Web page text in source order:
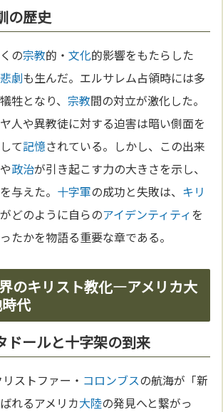
の歴史
の宗教的・文化的影響をもたらした
悲劇も生んだ。エルサレム占領時には多
牲となり、 宗教間の対立が激化した。
人や異教徒に対する迫害は暗い側面を
て記憶されている。しかし、この出来
や政治が引き起こす力の大きさを示し、
与えた。 十字軍の成功と失敗は、 キリ
どのように自らのアイデンティティを
たかを物語る重要な章である。
のキリスト教化—アメリカ大
代
ドールと十字架の到来
ストファー・ コロンブスの航海が「新
れるアメリカ大陸の発見へと繋がっ